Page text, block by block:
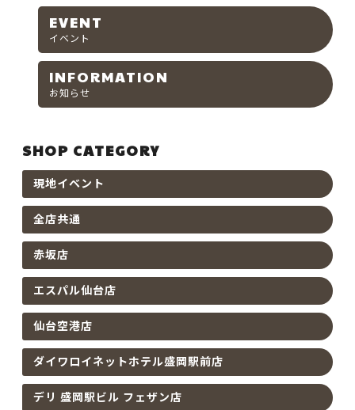
EVENT
イベント
INFORMATION
お知らせ
SHOP CATEGORY
現地イベント
全店共通
赤坂店
エスパル仙台店
仙台空港店
ダイワロイネットホテル盛岡駅前店
デリ 盛岡駅ビル フェザン店